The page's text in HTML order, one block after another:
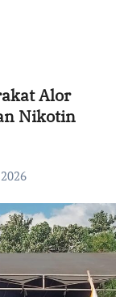
Alor
Nikotin